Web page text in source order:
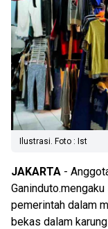
Ilustrasi. Foto : Ist
JAKARTA -
pemerintah dalam
bekas dalam